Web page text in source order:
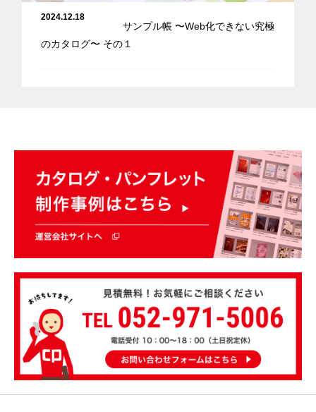
2024.12.18
サンプル帳 〜Web化できない究極
のカタログ〜 その１